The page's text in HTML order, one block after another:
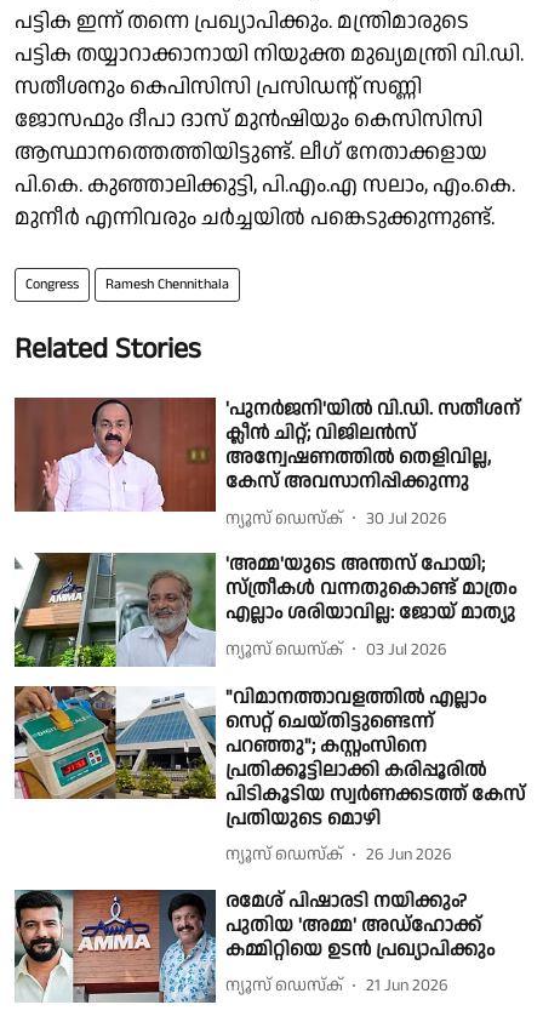
പട്ടിക ഇന്ന് തന്നെ പ്രഖ്യാപിക്കും. മന്ത്രിമാരുടെ
പട്ടിക തയ്യാറാക്കാനായി നിയുക്ത മുഖ്യമന്ത്രി വി.ഡി.
സതീശനും കെപിസിസി പ്രസിഡൻ്റ് സണ്ണി
ജോസഫും ദീപാ ദാസ് മുൻഷിയും കെസിസിസി
ആസ്ഥാനത്തെത്തിയിട്ടുണ്ട്. ലീ​ഗ് നേതാക്കളായ
പി.കെ. കുഞ്ഞാലിക്കുട്ടി, പി.എം.എ സലാം, എം.കെ.
മുനീർ എന്നിവരും ചർച്ചയിൽ പങ്കെടുക്കുന്നുണ്ട്.
Congress Ramesh Chennithala
Related Stories
'പുനർജനി'യില്‍ വി.ഡി. സതീശന്
ക്ലീന്‍ ചിറ്റ്; വിജിലൻസ്
അന്വേഷണത്തിൽ തെളിവില്ല,
കേസ് അവസാനിപ്പിക്കുന്നു
ന്യൂസ് ഡെസ്ക് 30 Jul 2026
'അമ്മ'യുടെ അന്തസ് പോയി;
സ്ത്രീകൾ വന്നതുകൊണ്ട് മാത്രം
എല്ലാം ശരിയാവില്ല: ജോയ് മാത്യു
ന്യൂസ് ഡെസ്ക് 03 Jul 2026
"വിമാനത്താവളത്തിൽ എല്ലാം
സെറ്റ് ചെയ്തിട്ടുണ്ടെന്ന്
പറഞ്ഞു"; കസ്റ്റംസിനെ
പ്രതിക്കൂട്ടിലാക്കി കരിപ്പൂരിൽ
പിടികൂടിയ സ്വർണക്കടത്ത് കേസ്
പ്രതിയുടെ മൊഴി
ന്യൂസ് ഡെസ്ക് 26 Jun 2026
രമേശ് പിഷാരടി നയിക്കും?
പുതിയ 'അമ്മ' അഡ്ഹോക്ക്
കമ്മിറ്റിയെ ഉടൻ പ്രഖ്യാപിക്കും
ന്യൂസ് ഡെസ്ക് 21 Jun 2026